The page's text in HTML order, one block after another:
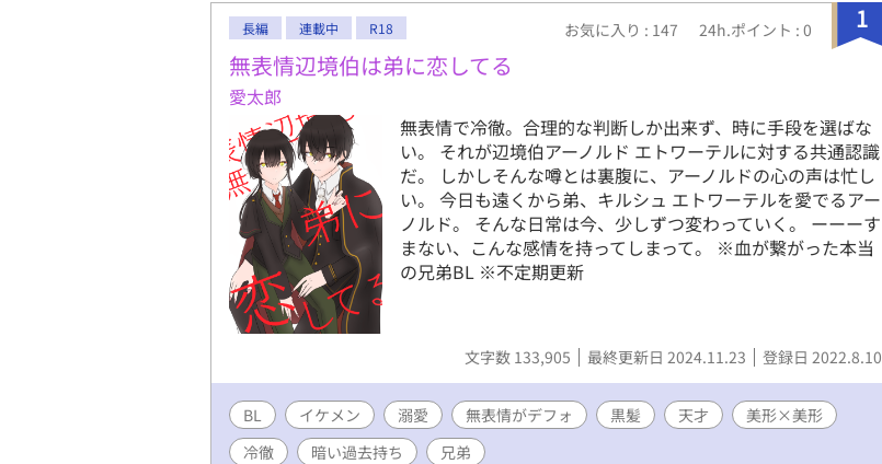
1
長編 連載中 R18 お気に入り : 147 24h.ポイント : 0
無表情辺境伯は弟に恋してる
愛太郎
無表情で冷徹。合理的な判断しか出来ず、時に手段を選ばな
い。 それが辺境伯アーノルド エトワーテルに対する共通認識
だ。 しかしそんな噂とは裏腹に、アーノルドの心の声は忙し
い。 今日も遠くから弟、キルシュ エトワーテルを愛でるアー
ノルド。 そんな日常は今、少しずつ変わっていく。 ーーーす
まない、こんな感情を持ってしまって。 ※血が繋がった本当
の兄弟BL ※不定期更新
文字数 133,905 最終更新日 2024.11.23 登録日 2022.8.10
BL イケメン 溺愛 無表情がデフォ 黒髪 天才
美形×美形
冷徹
暗い過去持ち 兄弟